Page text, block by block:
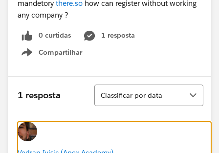
mandetory there.so how can register without working
any company ?
0 curtidas
1 resposta
Compartilhar
Show menu
1 resposta
Classificar
Classificar por data